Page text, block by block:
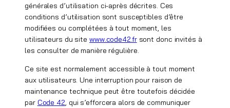
générales d’utilisation ci-après décrites. Ces
conditions d’utilisation sont susceptibles d’être
modifiées ou complétées à tout moment, les
utilisateurs du site www.code42.frsont donc invités à
les consulter de manière régulière.
Ce site est normalement accessible à tout moment
aux utilisateurs. Une interruption pour raison de
maintenance technique peut être toutefois décidée
par Code 42, qui s’efforcera alors de communiquer